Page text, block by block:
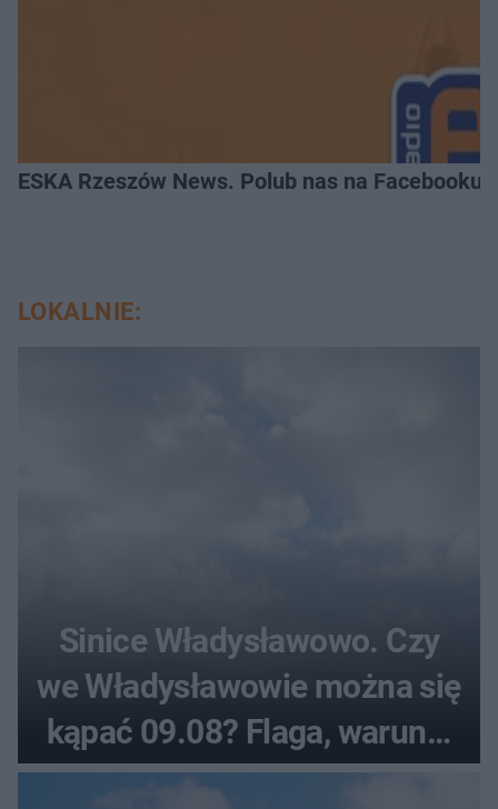
ESKA Rzeszów News. Polub nas na Facebooku!
LOKALNIE:
Sinice Władysławowo. Czy
we Władysławowie można się
kąpać 09.08? Flaga, warunki
pogodowe